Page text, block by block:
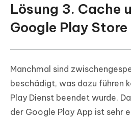
Lösung 3. Cache
Google Play
Manchmal sind
beschädigt, was dazu führen
Play Dienst beendet wurde.
der Google Play App ist sehr